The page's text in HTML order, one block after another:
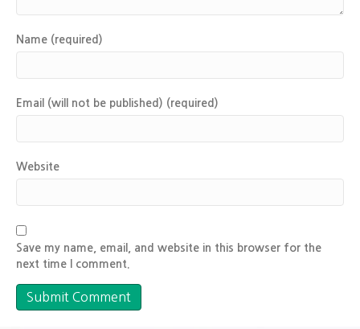
Name (required)
Email (will not be published) (required)
Website
Save my name, email, and website in this browser for the
next time I comment.